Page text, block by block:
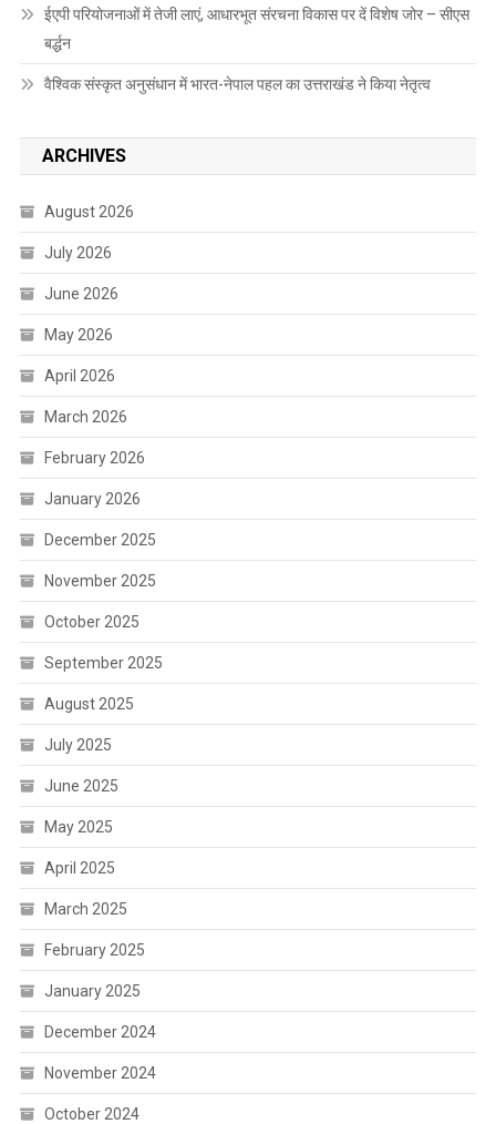
ईएपी परियोजनाओं में तेजी लाएं, आधारभूत संरचना विकास पर दें विशेष जोर – सीएस
बर्द्धन
वैश्विक संस्कृत अनुसंधान में भारत-नेपाल पहल का उत्तराखंड ने किया नेतृत्व
ARCHIVES
August 2026
July 2026
June 2026
May 2026
April 2026
March 2026
February 2026
January 2026
December 2025
November 2025
October 2025
September 2025
August 2025
July 2025
June 2025
May 2025
April 2025
March 2025
February 2025
January 2025
December 2024
November 2024
October 2024